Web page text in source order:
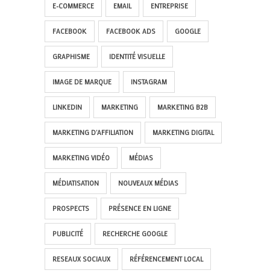
E-COMMERCE EMAIL ENTREPRISE
FACEBOOK FACEBOOK ADS GOOGLE
GRAPHISME IDENTITÉ VISUELLE
IMAGE DE MARQUE INSTAGRAM
LINKEDIN MARKETING MARKETING B2B
MARKETING D'AFFILIATION MARKETING DIGITAL
MARKETING VIDÉO MÉDIAS
MÉDIATISATION NOUVEAUX MÉDIAS
PROSPECTS PRÉSENCE EN LIGNE
PUBLICITÉ RECHERCHE GOOGLE
RESEAUX SOCIAUX RÉFÉRENCEMENT LOCAL